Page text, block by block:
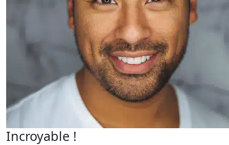
Incroyable !